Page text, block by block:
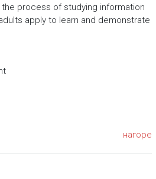
process of studying information
apply to learn and demonstrate
нагоре